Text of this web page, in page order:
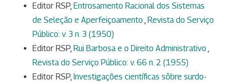
Editor RSP, Entrosamento Racional dos Sistemas
de Seleção e Aperfeiçoamento , Revista do Serviço
Público: v. 3 n. 3 (1950)
Editor RSP, Rui Barbosa e o Direito Administrativo ,
Revista do Serviço Público: v. 66 n. 2 (1955)
Editor RSP, Investigações científicas sôbre surdo-